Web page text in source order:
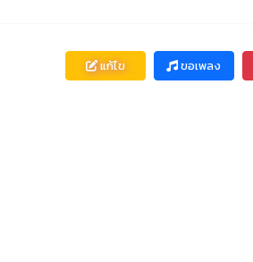
แก้ไข ขอเพลง